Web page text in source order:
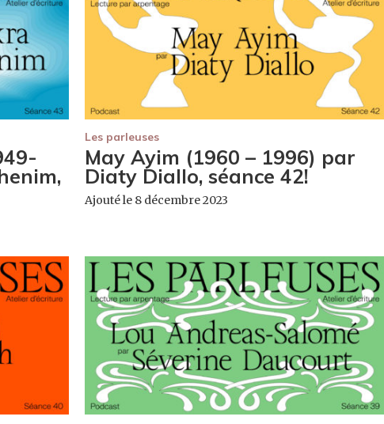
Les parleuses
May Ayim (1960 – 1996) par
Diaty Diallo, séance 42!
Ajouté le 8 décembre 2023